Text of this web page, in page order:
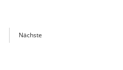
Nächste